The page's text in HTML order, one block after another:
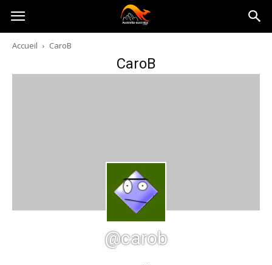
Australia-
australie.com
Accueil CaroB
CaroB
@carob